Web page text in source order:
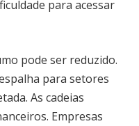
para acessar
pode ser reduzido.
para setores
As cadeias
Empresas